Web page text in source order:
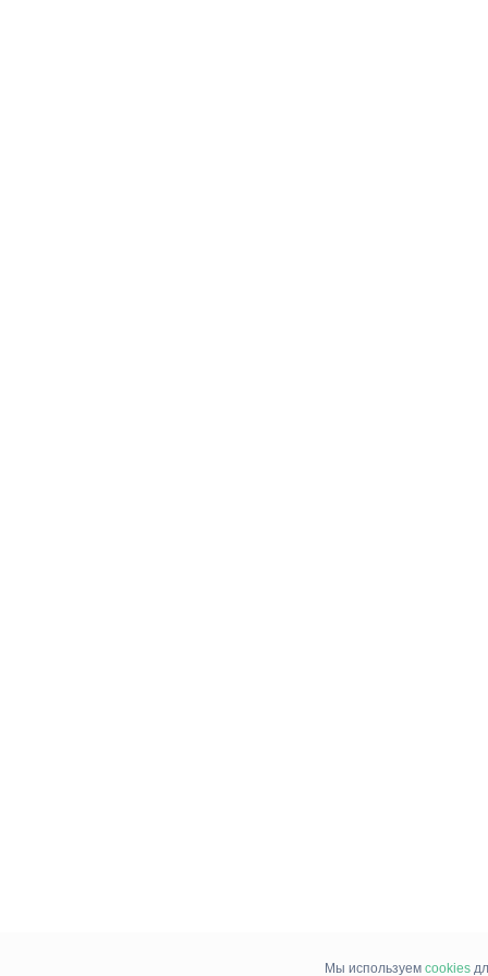
Мы используем cookies